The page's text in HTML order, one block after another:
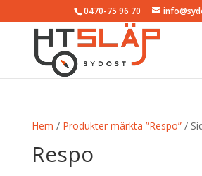
0470-75 96 70
Hem / Produkter märkta ”Respo”/
Respo